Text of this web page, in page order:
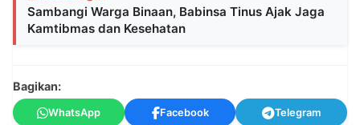
Sambangi Warga Binaan, Babinsa Tinus Ajak Jaga
Kamtibmas dan Kesehatan
Bagikan:
WhatsApp Facebook Telegram